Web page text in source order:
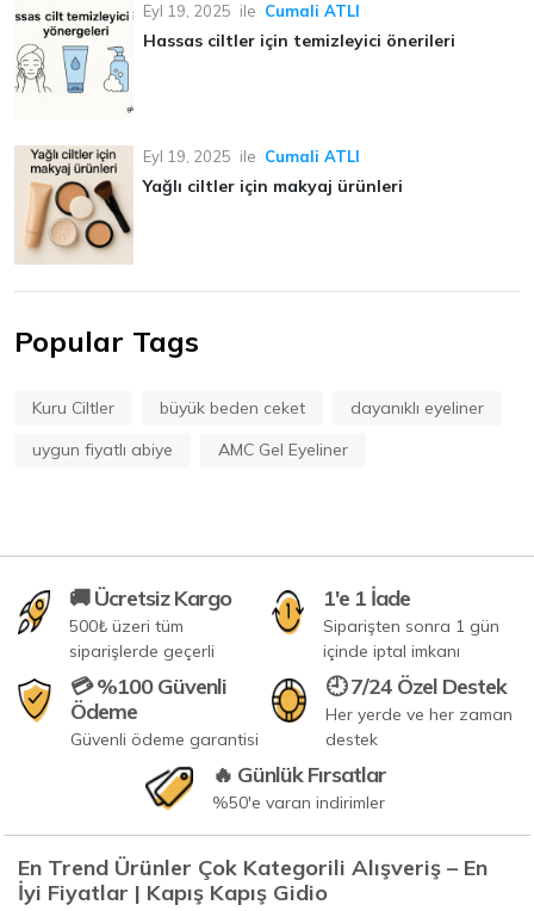
Eyl 19, 2025 ile Cumali ATLI
Hassas ciltler için temizleyici önerileri
Eyl 19, 2025 ile Cumali ATLI
Yağlı ciltler için makyaj ürünleri
Popular Tags
Kuru Ciltler büyük beden ceket
dayanıklı eyeliner
uygun fiyatlı abiye
AMC Gel Eyeliner
🚚 Ücretsiz Kargo
500₺ üzeri tüm
siparişlerde geçerli
1'e 1 İade
Siparişten sonra 1 gün
içinde iptal imkanı
💳 %100 Güvenli
Ödeme
Güvenli ödeme garantisi
🕘 7/24 Özel Destek
Her yerde ve her zaman
destek
🔥 Günlük Fırsatlar
%50'e varan indirimler
En Trend Ürünler Çok Kategorili Alışveriş – En
İyi Fiyatlar | Kapış Kapış Gidio